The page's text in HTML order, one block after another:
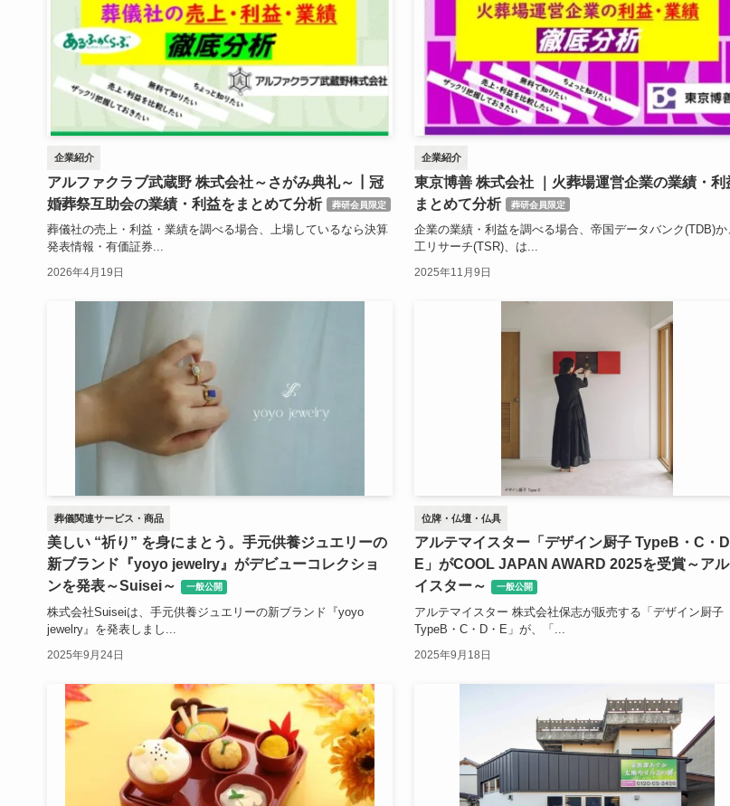
企業紹介
アルファクラブ武蔵野 株式会社～さがみ典礼～┃冠
婚葬祭互助会の業績・利益をまとめて分析
葬研会員限定
葬儀社の売上・利益・業績を調べる場合、上場しているなら決算
発表情報・有価証券...
2026年4月19日
企業紹介
東京博善 株式会社 ｜火葬場運営企業の業績・利
まとめて分析
葬研会員限定
企業の業績・利益を調べる場合、帝国データバンク(TDB)か
工リサーチ(TSR)、は...
2025年11月9日
葬儀関連サービス・商品
美しい “祈り” を身にまとう。手元供養ジュエリーの
新ブランド『yoyo jewelry』がデビューコレクショ
ンを発表～Suisei～
一般公開
株式会社Suiseiは、手元供養ジュエリーの新ブランド『yoyo
jewelry』を発表しまし...
2025年9月24日
位牌・仏壇・仏具
アルテマイスター「デザイン厨子 TypeB・C・D
E」がCOOL JAPAN AWARD 2025を受賞～ア
イスター～
一般公開
アルテマイスター 株式会社保志が販売する「デザイン厨子
TypeB・C・D・E」が、「...
2025年9月18日